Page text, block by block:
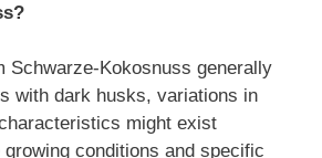
Schwarze-Kokosnuss generally
with dark husks, variations in
might exist
growing conditions and specific